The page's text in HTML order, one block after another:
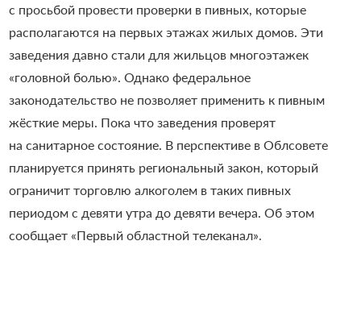
с просьбой провести проверки в пивных, которые
располагаются на первых этажах жилых домов. Эти
заведения давно стали для жильцов многоэтажек
«головной болью». Однако федеральное
законодательство не позволяет применить к пивным
жёсткие меры. Пока что заведения проверят
на санитарное состояние. В перспективе в Облсовете
планируется принять региональный закон, который
ограничит торговлю алкоголем в таких пивных
периодом с девяти утра до девяти вечера. Об этом
сообщает «Первый областной телеканал».